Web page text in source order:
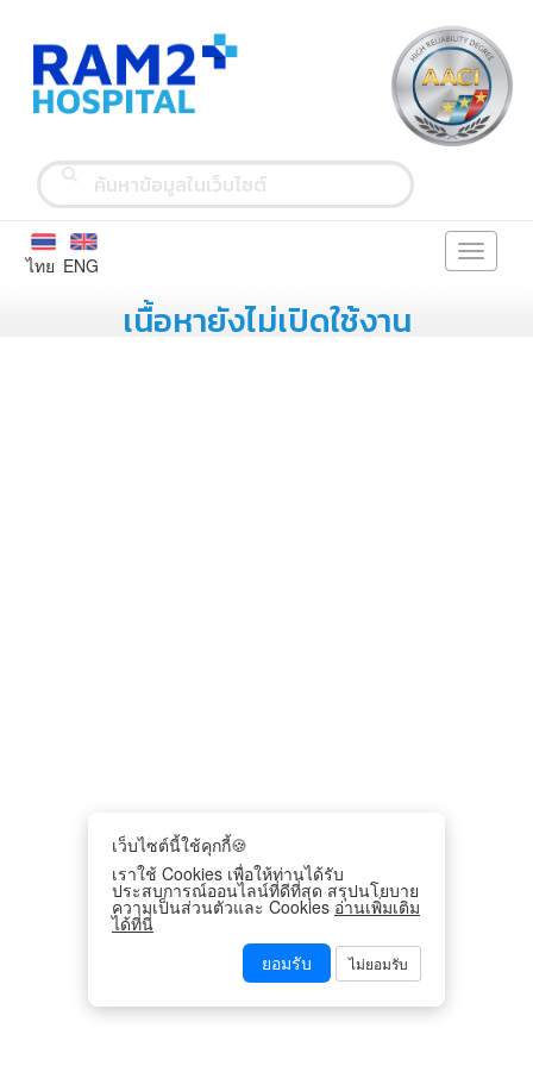
เว็บไซต์นี้ใช้คุกกี้🍪
เราใช้ Cookies เพื่อให้ท่านได้รับ
ประสบการณ์ออนไลน์ที่ดีที่สุด สรุปนโยบาย
ความเป็นส่วนตัวและ Cookies อ่านเพิ่มเติม
ได้ที่นี่
ยอมรับ
ไม่ยอมรับ
ENG
ไทย
Toggle
เนื้อหายังไม่เปิดใช้งาน